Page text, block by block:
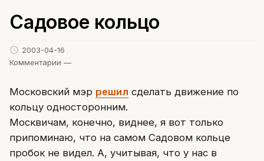
Садовое кольцо
2003-04-16
Комментарии —
Московский мэр решил сделать движение по
кольцу односторонним.
Москвичам, конечно, виднее, я вот только
припоминаю, что на самом Садовом кольце
пробок не видел. А, учитывая, что у нас в